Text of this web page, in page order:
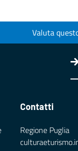
Valuta
Contatti
Regione Puglia